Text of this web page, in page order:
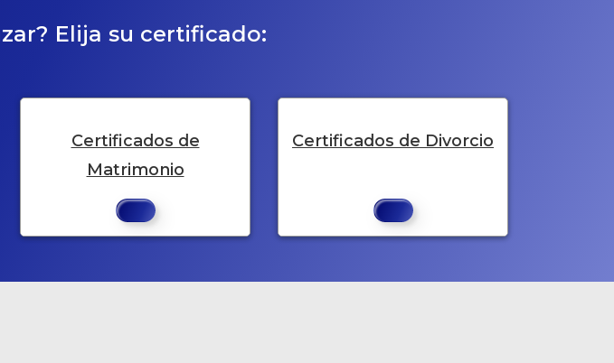
Elija su certificado:
Certificados de
Matrimonio
Certificados de Divorcio